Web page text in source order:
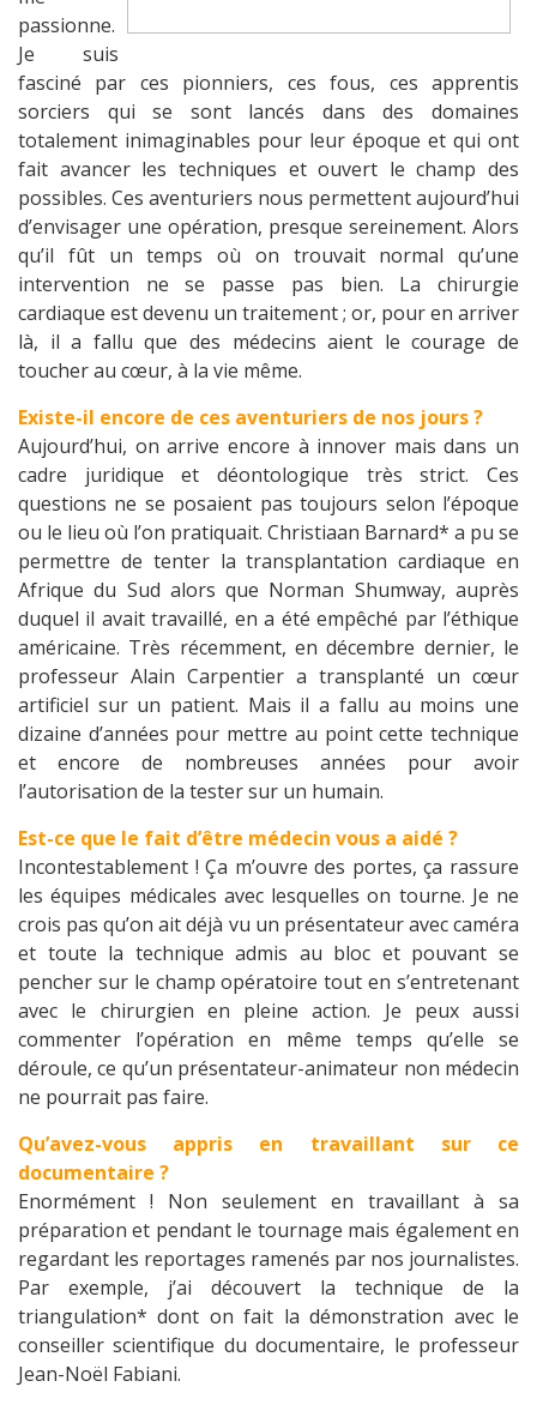
passionne.
Je suis
fasciné par ces pionniers, ces fous, ces apprentis
sorciers qui se sont lancés dans des domaines
totalement inimaginables pour leur époque et qui ont
fait avancer les techniques et ouvert le champ des
possibles. Ces aventuriers nous permettent aujourd’hui
d’envisager une opération, presque sereinement. Alors
qu’il fût un temps où on trouvait normal qu’une
intervention ne se passe pas bien. La chirurgie
cardiaque est devenu un traitement ; or, pour en arriver
là, il a fallu que des médecins aient le courage de
toucher au cœur, à la vie même.
Existe-il encore de ces aventuriers de nos jours ?
Aujourd’hui, on arrive encore à innover mais dans un
cadre juridique et déontologique très strict. Ces
questions ne se posaient pas toujours selon l’époque
ou le lieu où l’on pratiquait. Christiaan Barnard* a pu se
permettre de tenter la transplantation cardiaque en
Afrique du Sud alors que Norman Shumway, auprès
duquel il avait travaillé, en a été empêché par l’éthique
américaine. Très récemment, en décembre dernier, le
professeur Alain Carpentier a transplanté un cœur
artificiel sur un patient. Mais il a fallu au moins une
dizaine d’années pour mettre au point cette technique
et encore de nombreuses années pour avoir
l’autorisation de la tester sur un humain.
Est-ce que le fait d’être médecin vous a aidé ?
Incontestablement ! Ça m’ouvre des portes, ça rassure
les équipes médicales avec lesquelles on tourne. Je ne
crois pas qu’on ait déjà vu un présentateur avec caméra
et toute la technique admis au bloc et pouvant se
pencher sur le champ opératoire tout en s’entretenant
avec le chirurgien en pleine action. Je peux aussi
commenter l’opération en même temps qu’elle se
déroule, ce qu’un présentateur-animateur non médecin
ne pourrait pas faire.
Qu’avez-vous appris en travaillant sur ce
documentaire ?
Enormément ! Non seulement en travaillant à sa
préparation et pendant le tournage mais également en
regardant les reportages ramenés par nos journalistes.
Par exemple, j’ai découvert la technique de la
triangulation* dont on fait la démonstration avec le
conseiller scientifique du documentaire, le professeur
Jean-Noël Fabiani.